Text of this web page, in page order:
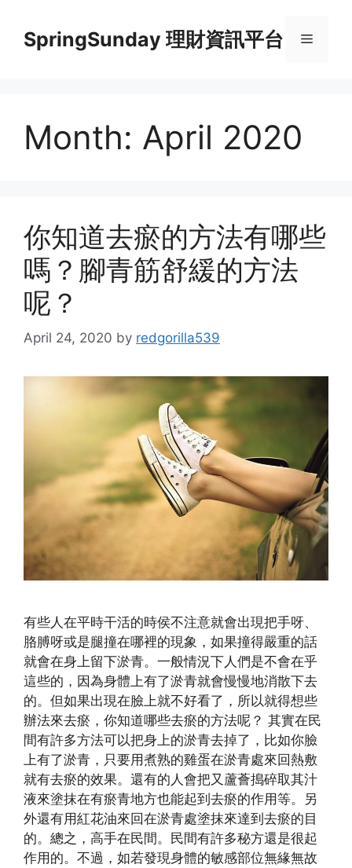
contentSpringSunday 理財資訊平台 Menu
Month: April 2020
你知道去瘀的方法有哪些
嗎？腳青筋舒緩的方法
呢？
April 24, 2020 by redgorilla539
有些人在平時干活的時侯不注意就會出現把手呀、
胳膊呀或是腿撞在哪裡的現象，如果撞得嚴重的話
就會在身上留下淤青。一般情況下人們是不會在乎
這些的，因為身體上有了淤青就會慢慢地消散下去
的。但如果出現在臉上就不好看了，所以就得想些
辦法來去瘀，你知道哪些去瘀的方法呢？ 其實在民
間有許多方法可以把身上的淤青去掉了，比如你臉
上有了淤青，只要用煮熟的雞蛋在淤青處來回熱敷
就有去瘀的效果。還有的人會把又蘆薈搗碎取其汁
液來塗抹在有瘀青地方也能起到去瘀的作用等。另
外還有用紅花油來回在淤青處塗抹來達到去瘀的目
的。總之，高手在民間。民間有許多秘方還是很起
作用的。不過，如若發現身體的敏感部位無緣無故